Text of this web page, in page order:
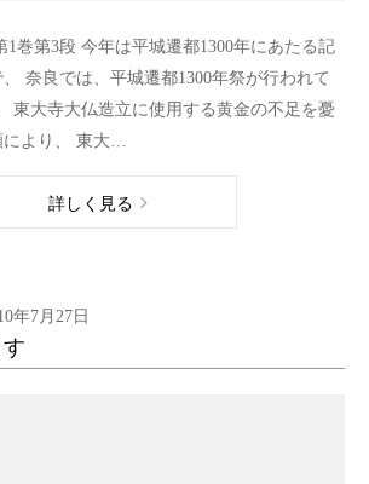
巻第3段 今年は平城遷都1300年にあたる記
奈良では、平城遷都1300年祭が行われて
東大寺大仏造立に使用する黄金の不足を憂
より、 東大…
詳しく見る
年7月27日